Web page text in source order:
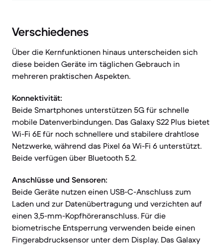
Verschiedenes
Über die Kernfunktionen hinaus unterscheiden sich
diese beiden Geräte im täglichen Gebrauch in
mehreren praktischen Aspekten.
Konnektivität:
Beide Smartphones unterstützen 5G für schnelle
mobile Datenverbindungen. Das Galaxy S22 Plus bietet
Wi-Fi 6E für noch schnellere und stabilere drahtlose
Netzwerke, während das Pixel 6a Wi-Fi 6 unterstützt.
Beide verfügen über Bluetooth 5.2.
Anschlüsse und Sensoren:
Beide Geräte nutzen einen USB-C-Anschluss zum
Laden und zur Datenübertragung und verzichten auf
einen 3,5-mm-Kopfhöreranschluss. Für die
biometrische Entsperrung verwenden beide einen
Fingerabdrucksensor unter dem Display. Das Galaxy